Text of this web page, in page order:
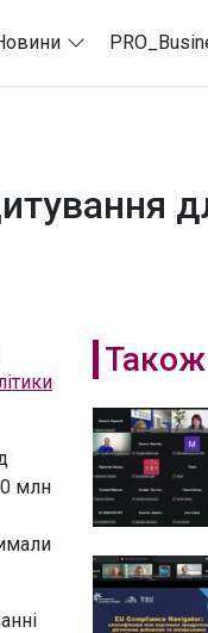
млн
Також